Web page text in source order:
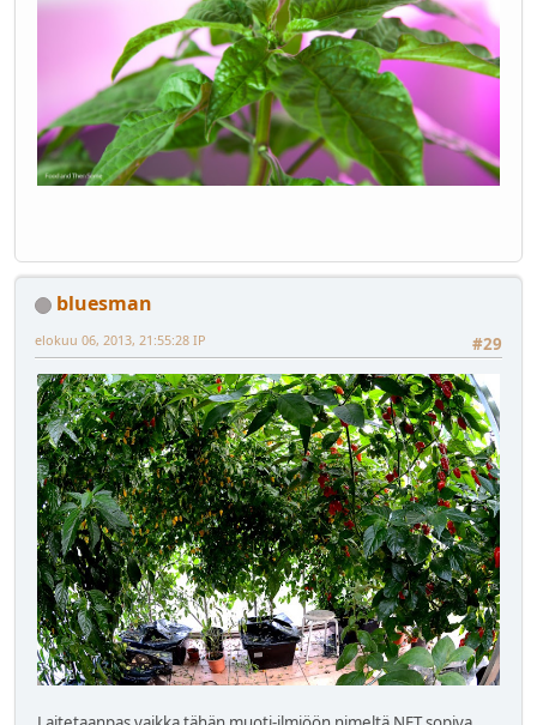
bluesman
#29
elokuu 06, 2013, 21:55:28 IP